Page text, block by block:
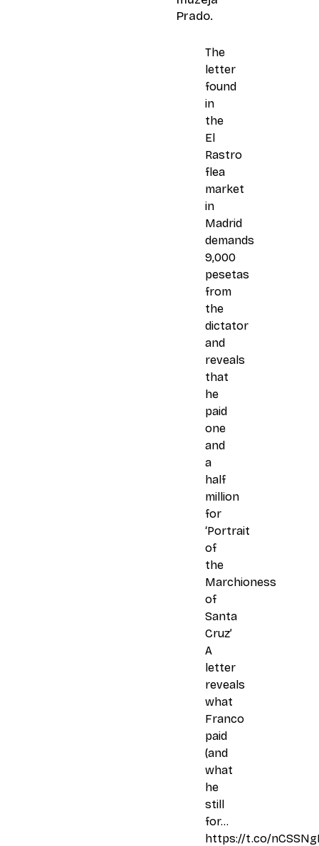
Prado.
The
letter
found
in
the
El
Rastro
flea
market
in
Madrid
demands
9,000
pesetas
from
the
dictator
and
reveals
that
he
paid
one
and
a
half
million
for
‘Portrait
of
the
Marchioness
of
Santa
Cruz’
A
letter
reveals
what
Franco
paid
(and
what
he
still
for…
https://t.co/